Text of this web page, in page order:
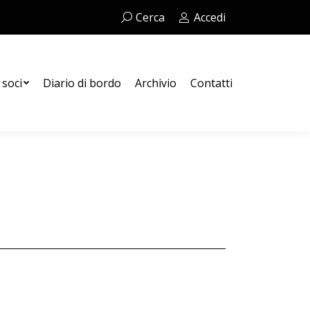
Cerca:Cerca Accedi
Diario di bordo Archivio Contatti
Contatti